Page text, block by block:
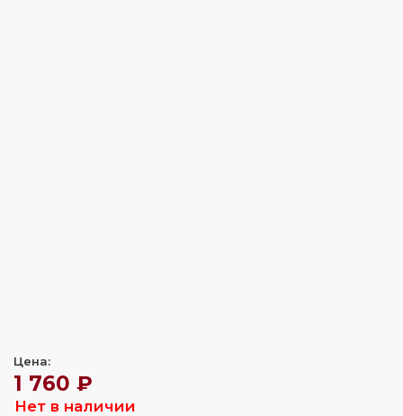
Цена:
1 760 ₽
Нет в наличии